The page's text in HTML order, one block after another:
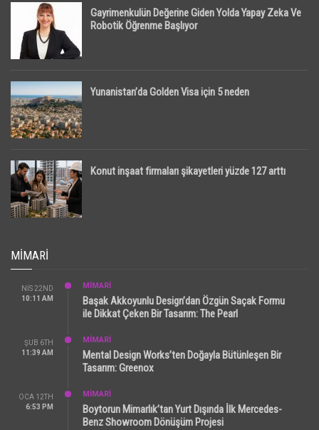
Gayrimenkulün Değerine Giden Yolda Yapay Zeka Ve
Robotik Öğrenme Başlıyor
Yunanistan’da Golden Visa için 5 neden
Konut inşaat firmaları şikayetleri yüzde 127 arttı
MIMARI
NIS 22ND
10:11 AM
MİMARİ
Başak Akkoyunlu Design’dan Özgün Saçak Formu
ile Dikkat Çeken Bir Tasarım: The Pearl
ŞUB 6TH
11:39 AM
MİMARİ
Mental Design Works’ten Doğayla Bütünleşen Bir
Tasarım: Greenox
OCA 12TH
6:53 PM
MİMARİ
Boytorun Mimarlık’tan Yurt Dışında İlk Mercedes-
Benz Showroom Dönüşüm Projesi